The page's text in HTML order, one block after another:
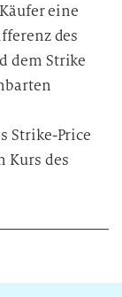
eine
des
dem Strike
Strike-Price
Kurs des